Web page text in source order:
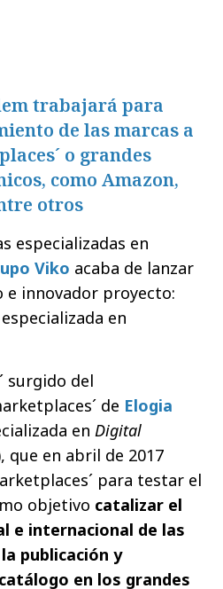
trabajará para
de las marcas a
o grandes
como Amazon,
otros
especializadas en
Viko acaba de lanzar
e innovador proyecto:
en
surgido del
de Elogia
en Digital
que en abril de 2017
para testar el
objetivo catalizar el
e internacional de las
publicación y
en los grandes